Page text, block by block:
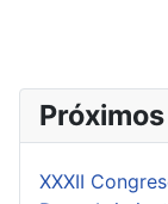
XXXII